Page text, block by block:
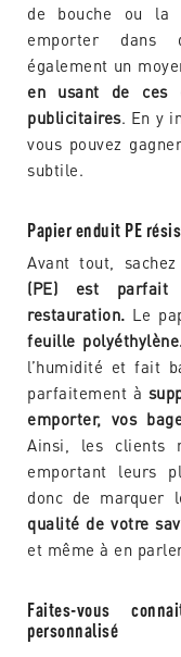
de bouche ou la
emporter dans
également un
en usant de ces
publicitaires. En y
vous pouvez
subtile.
Papier enduit PE
Avant tout,
(PE) est parfait
restauration. Le
feuille
l’humidité et fait
parfaitement à
emporter, vos
Ainsi, les clients
emportant leurs
donc de marquer
qualité de votre
et même à en
Faites-vous
personnalisé